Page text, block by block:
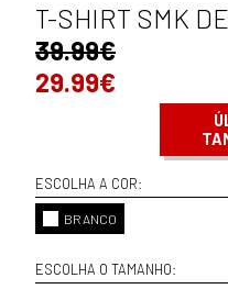
T-SHIRT SMK
39.99€
29.99€
ESCOLHA A COR:
BRANCO
ESCOLHA O TAMANHO: